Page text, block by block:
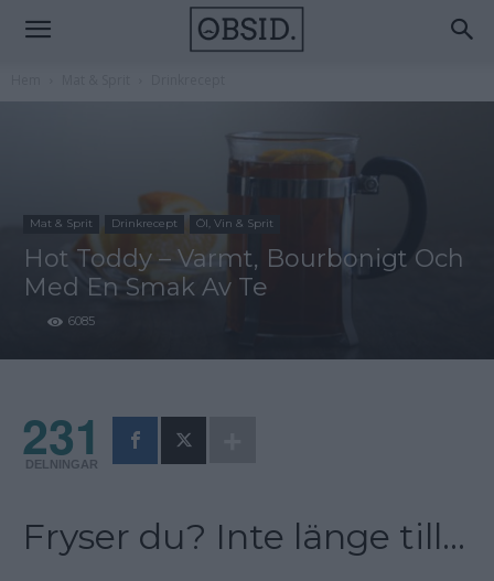
Mat & Sprit Drinkrecept Öl, Vin & Sprit
Hot Toddy – Varmt, Bourbonigt Och
Med En Smak Av Te
6085
231
DELNINGAR
Fryser du? Inte länge till…